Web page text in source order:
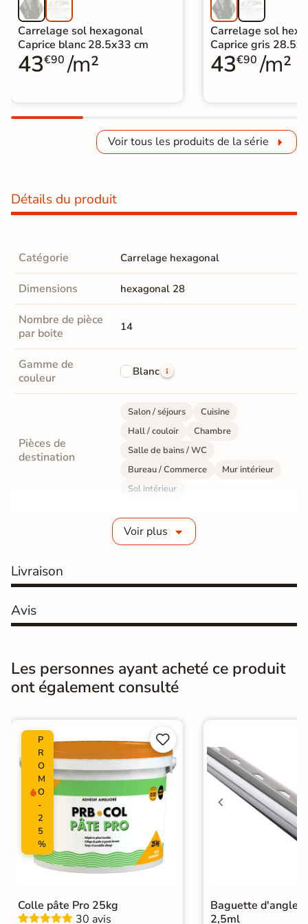
Carrelage sol hexagonal
Caprice blanc 28.5x33 cm
43€90 /m²
Carrelage sol
Caprice gris
43€90 /m²
Voir tous les produits de la série
Détails du produit
Catégorie Carrelage hexagonal
Dimensions hexagonal 28
Nombre de pièce
par boite
14
Gamme de
couleur
Blanc
Pièces de
destination
Salon / séjours
Cuisine
Hall / couloir
Chambre
Salle de bains / WC
Bureau / Commerce
Mur intérieur
Sol intérieur
Grès cérame émaillé
Résistance à
Gr4 - Très résistant
Masse colorée Non
Motif unique
Bords Non-rectifié
Finition Satinée
Surface
Résistant au Gel Oui
Pièce humides Oui
Plancher
Chauffant
Oui
Voir plus
Livraison
Avis
Les personnes ayant acheté ce produit
ont également consulté
P
R
O
M
O
-
2
5
%


Colle pâte Pro 25kg
30 avis
Baguette d'angle
2,5ml